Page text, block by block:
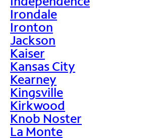
Irondale
Ironton
Jackson
Kaiser
Kansas City
Kearney
Kingsville
Kirkwood
Knob Noster
La Monte